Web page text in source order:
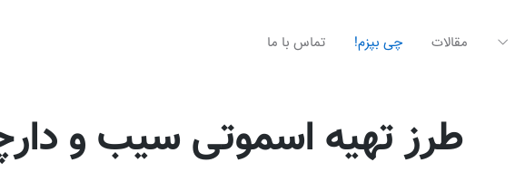
مقالات چی بپزم! تماس با ما
طرز تهیه اسموتی سیب و